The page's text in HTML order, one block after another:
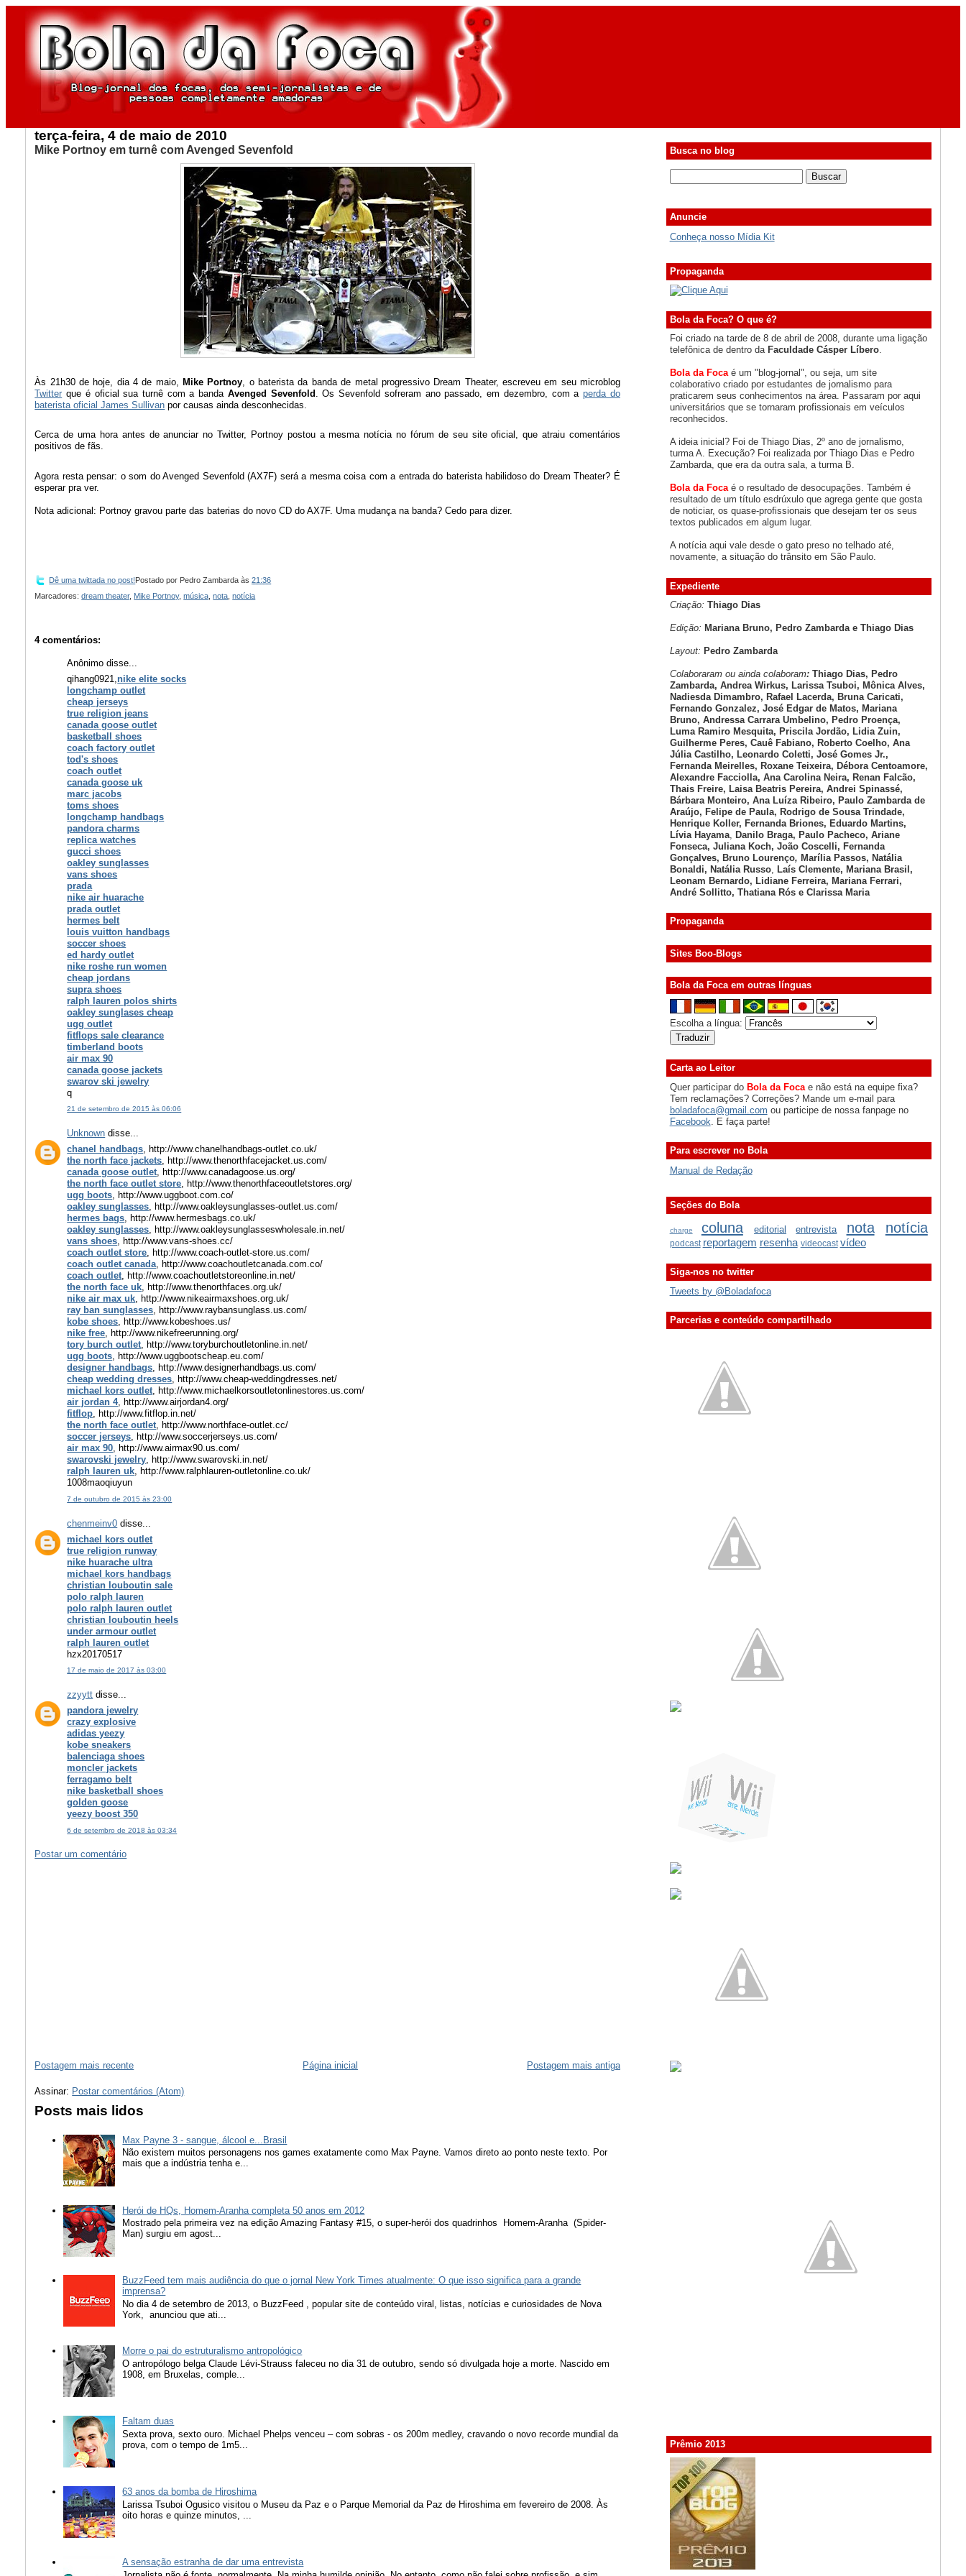
terça-feira, 4 de maio de 2010
Mike Portnoy em turnê com Avenged Sevenfold
Às 21h30 de hoje, dia 4 de maio,Mike Portnoy , o baterista da banda de metal progressivo Dream Theater, escreveu em seu microblog
Twitter que é oficial sua turnê com a banda Avenged Sevenfold . Os Sevenfold sofreram ano passado, em dezembro, com aperda do
baterista oficial James Sullivan por causas ainda desconhecidas.
Cerca de uma hora antes de anunciar no Twitter, Portnoy postou a mesma notícia no fórum de seu site oficial, que atraiu comentários
positivos de fãs.
Agora resta pensar: o som do Avenged Sevenfold (AX7F) será a mesma coisa com a entrada do baterista habilidoso do Dream Theater? É
esperar pra ver.
Nota adicional: Portnoy gravou parte das baterias do novo CD do AX7F. Uma mudança na banda? Cedo para dizer.
Dê uma twittada no post!Postado por Pedro Zambarda às21:36
Marcadores:dream theater, Mike Portnoy,música ,nota ,notícia
4 comentários:
Anônimo disse...
qihang0921,nike elite socks
longchamp outlet
cheap jerseys
true religion jeans
canada goose outlet
basketball shoes
coach factory outlet
tod's shoes
coach outlet
canada goose uk
marc jacobs
toms shoes
longchamp handbags
pandora charms
replica watches
gucci shoes
oakley sunglasses
vans shoes
prada
nike air huarache
prada outlet
hermes belt
louis vuitton handbags
soccer shoes
ed hardy outlet
nike roshe run women
cheap jordans
supra shoes
ralph lauren polos shirts
oakley sunglases cheap
ugg outlet
fitflops sale clearance
timberland boots
air max 90
canada goose jackets
swarov ski jewelry
q
21 de setembro de 2015 às 06:06
Unknown disse...
chanel handbags, http://www.chanelhandbags-outlet.co.uk/
the north face jackets, http://www.thenorthfacejacket.us.com/
canada goose outlet, http://www.canadagoose.us.org/
the north face outlet store, http://www.thenorthfaceoutletstores.org/
ugg boots, http://www.uggboot.com.co/
oakley sunglasses, http://www.oakleysunglasses-outlet.us.com/
hermes bags, http://www.hermesbags.co.uk/
oakley sunglasses, http://www.oakleysunglasseswholesale.in.net/
vans shoes, http://www.vans-shoes.cc/
coach outlet store, http://www.coach-outlet-store.us.com/
coach outlet canada, http://www.coachoutletcanada.com.co/
coach outlet, http://www.coachoutletstoreonline.in.net/
the north face uk, http://www.thenorthfaces.org.uk/
nike air max uk, http://www.nikeairmaxshoes.org.uk/
ray ban sunglasses, http://www.raybansunglass.us.com/
kobe shoes, http://www.kobeshoes.us/
nike free, http://www.nikefreerunning.org/
tory burch outlet, http://www.toryburchoutletonline.in.net/
ugg boots, http://www.uggbootscheap.eu.com/
designer handbags, http://www.designerhandbags.us.com/
cheap wedding dresses, http://www.cheap-weddingdresses.net/
michael kors outlet, http://www.michaelkorsoutletonlinestores.us.com/
air jordan 4, http://www.airjordan4.org/
fitflop, http://www.fitflop.in.net/
the north face outlet, http://www.northface-outlet.cc/
soccer jerseys, http://www.soccerjerseys.us.com/
air max 90, http://www.airmax90.us.com/
swarovski jewelry, http://www.swarovski.in.net/
ralph lauren uk, http://www.ralphlauren-outletonline.co.uk/
1008maoqiuyun
7 de outubro de 2015 às 23:00
chenmeinv0 disse...
michael kors outlet
true religion runway
nike huarache ultra
michael kors handbags
christian louboutin sale
polo ralph lauren
polo ralph lauren outlet
christian louboutin heels
under armour outlet
ralph lauren outlet
hzx20170517
17 de maio de 2017 às 03:00
zzyytt disse...
pandora jewelry
crazy explosive
adidas yeezy
kobe sneakers
balenciaga shoes
moncler jackets
ferragamo belt
nike basketball shoes
golden goose
yeezy boost 350
6 de setembro de 2018 às 03:34
Postar um comentário
Postagem mais recente Postagem mais antiga
Página inicial
Assinar: Postar comentários (Atom)
Posts mais lidos
Max Payne 3 - sangue, álcool e...Brasil
Não existem muitos personagens nos games exatamente como Max Payne. Vamos direto ao ponto neste texto. Por
mais que a indústria tenha e...
Herói de HQs, Homem-Aranha completa 50 anos em 2012
Mostrado pela primeira vez na edição Amazing Fantasy #15, o super-herói dos quadrinhos Homem-Aranha (Spider-
Man) surgiu em agost...
BuzzFeed tem mais audiência do que o jornal New York Times atualmente: O que isso significa para a grande
imprensa?
No dia 4 de setembro de 2013, o BuzzFeed , popular site de conteúdo viral, listas, notícias e curiosidades de Nova
York, anunciou que ati...
Morre o pai do estruturalismo antropológico
O antropólogo belga Claude Lévi-Strauss faleceu no dia 31 de outubro, sendo só divulgada hoje a morte. Nascido em
1908, em Bruxelas, comple...
Faltam duas
Sexta prova, sexto ouro. Michael Phelps venceu – com sobras - os 200m medley, cravando o novo recorde mundial da
prova, com o tempo de 1m5...
63 anos da bomba de Hiroshima
Larissa Tsuboi Ogusico visitou o Museu da Paz e o Parque Memorial da Paz de Hiroshima em fevereiro de 2008. Às
oito horas e quinze minutos, ...
A sensação estranha de dar uma entrevista
Busca no blog
Anuncie
Conheça nosso Mídia Kit
Propaganda
Bola da Foca? O que é?
Foi criado na tarde de 8 de abril de 2008, durante uma ligação
telefônica de dentro da Faculdade Cásper Líbero.
Bola da Foca é um "blog-jornal", ou seja, um site
colaborativo criado por estudantes de jornalismo para
praticarem seus conhecimentos na área. Passaram por aqui
universitários que se tornaram profissionais em veículos
reconhecidos.
A ideia inicial? Foi de Thiago Dias, 2º ano de jornalismo,
turma A. Execução? Foi realizada por Thiago Dias e Pedro
Zambarda, que era da outra sala, a turma B.
Bola da Focaé o resultado de desocupações. Também é
resultado de um título esdrúxulo que agrega gente que gosta
de noticiar, os quase-profissionais que desejam ter os seus
textos publicados em algum lugar.
A notícia aqui vale desde o gato preso no telhado até,
novamente, a situação do trânsito em São Paulo.
Expediente
Criação: Thiago Dias
Edição: Mariana Bruno, Pedro Zambarda e Thiago Dias
Layout: Pedro Zambarda
Colaboraram ou ainda colaboram: Thiago Dias, Pedro
Zambarda, Andrea Wirkus, Larissa Tsuboi, Mônica Alves,
Nadiesda Dimambro, Rafael Lacerda, Bruna Caricati,
Fernando Gonzalez, José Edgar de Matos, Mariana
Bruno, Andressa Carrara Umbelino, Pedro Proença,
Luma Ramiro Mesquita, Priscila Jordão, Lidia Zuin,
Guilherme Peres, Cauê Fabiano, Roberto Coelho, Ana
Júlia Castilho, Leonardo Coletti, José Gomes Jr.,
Fernanda Meirelles, Roxane Teixeira, Débora Centoamore,
Alexandre Facciolla, Ana Carolina Neira, Renan Falcão,
Thais Freire, Laisa Beatris Pereira, Andrei Spinassé,
Bárbara Monteiro, Ana Luíza Ribeiro, Paulo Zambarda de
Araújo, Felipe de Paula, Rodrigo de Sousa Trindade,
Henrique Koller, Fernanda Briones, Eduardo Martins,
Lívia Hayama, Danilo Braga, Paulo Pacheco, Ariane
Fonseca, Juliana Koch, João Coscelli, Fernanda
Gonçalves, Bruno Lourenço, Marília Passos, Natália
Bonaldi, Natália Russo, Laís Clemente, Mariana Brasil,
Leonam Bernardo, Lidiane Ferreira, Mariana Ferrari,
André Sollitto, Thatiana Rós e Clarissa Maria
Propaganda
Sites Boo-Blogs
Bola da Foca em outras línguas
Escolha a língua:
Carta ao Leitor
Quer participar do Bola da Focae não está na equipe fixa?
Tem reclamações? Correções? Mande um e-mail para
boladafoca@gmail.com ou participe de nossa fanpage no
Facebook . E faça parte!
Para escrever no Bola
Manual de Redação
Seções do Bola
charge coluna editorial entrevista nota notícia
podcast reportagem resenha videocast vídeo
Siga-nos no twitter
Tweets by @Boladafoca
Parcerias e conteúdo compartilhado
Prêmio 2013